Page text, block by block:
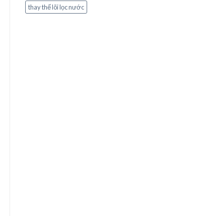
thay thế lõi lọc nước